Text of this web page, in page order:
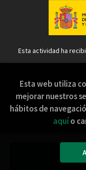
Esta actividad ha
Sopa de
Esta web utiliza
mejorar nuestros
hábitos de
aquío